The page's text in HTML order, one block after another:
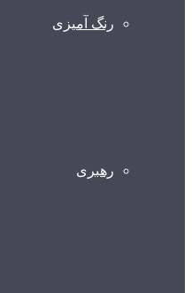
رنگ آمیزی
رهبری